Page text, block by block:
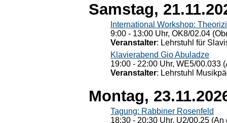
Samstag,
International Workshop:
9:00 - 13:00 Uhr, OK8/02.04
Veranstalter: Lehrstuhl für
Klavierabend Gio Abuladze
19:00 - 22:00 Uhr, WE5/00.033
Veranstalter: Lehrstuhl
Montag,
Tagung: Rabbiner Rosenfeld
18:30 - 20:30 Uhr, U2/00.25